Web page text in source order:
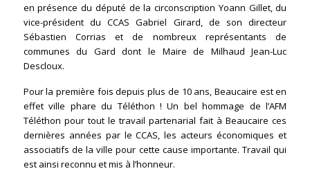
en présence du député de la circonscription Yoann Gillet, du
vice-président du CCAS Gabriel Girard, de son directeur
Sébastien Corrias et de nombreux représentants de
communes du Gard dont le Maire de Milhaud Jean-Luc
Descloux.
Pour la première fois depuis plus de 10 ans, Beaucaire est en
effet ville phare du Téléthon ! Un bel hommage de l’AFM
Téléthon pour tout le travail partenarial fait à Beaucaire ces
dernières années par le CCAS, les acteurs économiques et
associatifs de la ville pour cette cause importante. Travail qui
est ainsi reconnu et mis à l’honneur.